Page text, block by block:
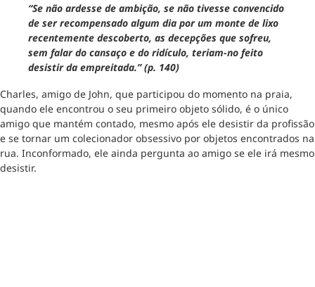
“Se não ardesse de ambição, se não tivesse convencido
de ser recompensado algum dia por um monte de lixo
recentemente descoberto, as decepções que sofreu,
sem falar do cansaço e do ridículo, teriam-no feito
desistir da empreitada.” (p. 140)
Charles, amigo de John, que participou do momento na praia,
quando ele encontrou o seu primeiro objeto sólido, é o único
amigo que mantém contado, mesmo após ele desistir da profissão
e se tornar um colecionador obsessivo por objetos encontrados na
rua. Inconformado, ele ainda pergunta ao amigo se ele irá mesmo
desistir.